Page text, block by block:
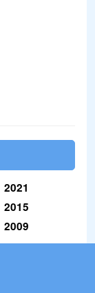
2021
2015
2009